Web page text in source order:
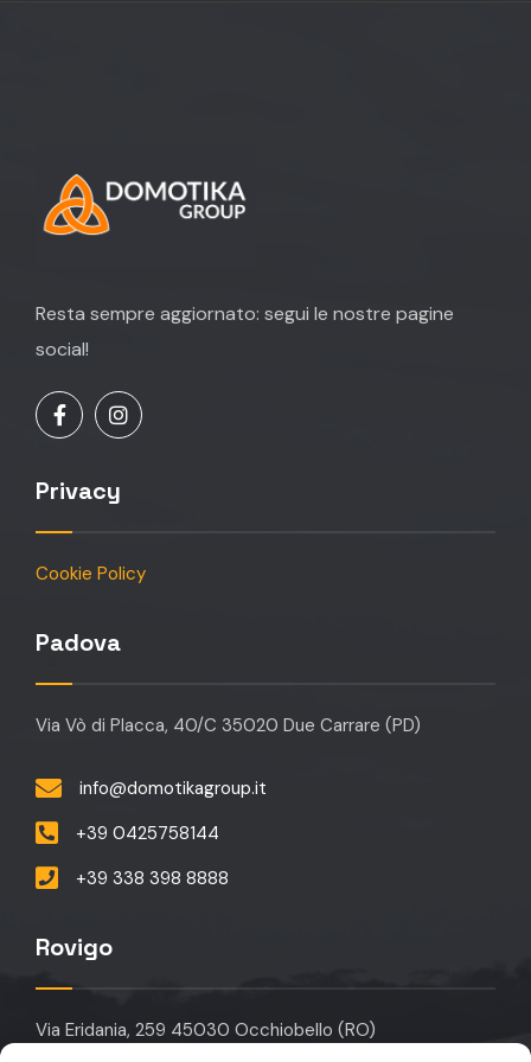
Resta sempre aggiornato: segui le nostre pagine
social!
Privacy
Cookie Policy
Padova
Via Vò di Placca, 40/C 35020 Due Carrare (PD)
info@domotikagroup.it
+39 0425758144
+39 338 398 8888
Rovigo
Via Eridania, 259 45030 Occhiobello (RO)